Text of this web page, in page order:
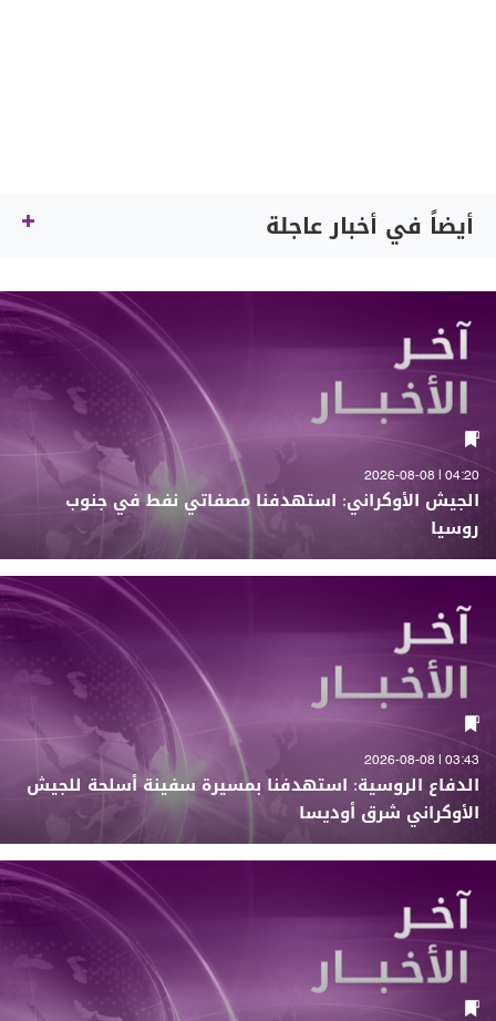
أيضاً في أخبار عاجلة
04:20 | 2026-08-08
الجيش الأوكراني: استهدفنا مصفاتي نفط في جنوب
روسيا
03:43 | 2026-08-08
الدفاع الروسية: استهدفنا بمسيرة سفينة أسلحة للجيش
الأوكراني شرق أوديسا